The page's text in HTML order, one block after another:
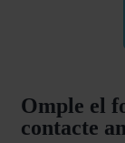
Omple el
contacte